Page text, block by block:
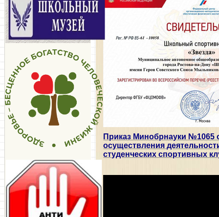
Приказ Минобрнауки №1065
осуществления
студенческих спортивных